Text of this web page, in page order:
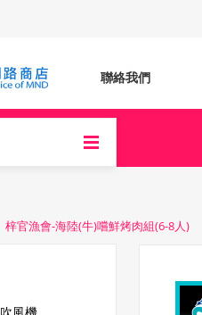
聯絡我們
梓官漁會-海陸(牛)嚐鮮烤肉組(6-8人)